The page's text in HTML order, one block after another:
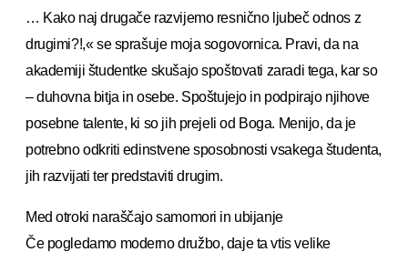
… Kako naj drugače razvijemo resnično ljubeč odnos z
drugimi?!,« se sprašuje moja sogovornica. Pravi, da na
akademiji študentke skušajo spoštovati zaradi tega, kar so
– duhovna bitja in osebe. Spoštujejo in podpirajo njihove
posebne talente, ki so jih prejeli od Boga. Menijo, da je
potrebno odkriti edinstvene sposobnosti vsakega študenta,
jih razvijati ter predstaviti drugim.
Med otroki naraščajo samomori in ubijanje
Če pogledamo moderno družbo, daje ta vtis velike